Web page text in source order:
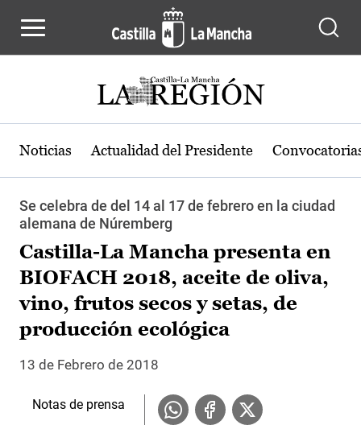
Noticias Actualidad del Presidente
Se celebra de del 14 al 17 de febrero en la ciudad
alemana de Núremberg
Castilla-La Mancha presenta en
BIOFACH 2018, aceite de oliva,
vino, frutos secos y setas, de
producción ecológica
13 de Febrero de 2018
Notas de prensa